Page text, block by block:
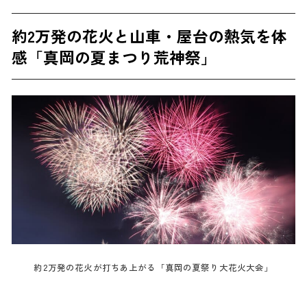
約2万発の花火と山車・屋台の熱気を体
感「真岡の夏まつり荒神祭」
約2万発の花火が打ちあ上がる「真岡の夏祭り大花火大会」